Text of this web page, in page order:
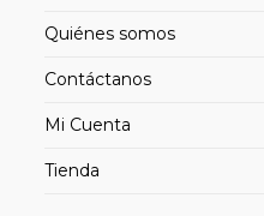
Quiénes somos
Contáctanos
Mi Cuenta
Tienda